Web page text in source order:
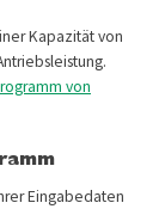
Kapazität von
von
Eingabedaten